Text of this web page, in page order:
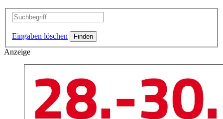
Eingaben löschen
Anzeige